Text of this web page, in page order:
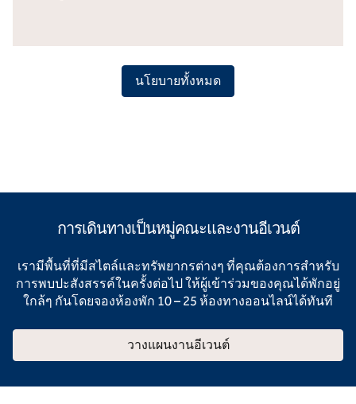
นโยบายทั้งหมด
การเดินทางเป็นหมู่คณะและงานอีเวนต์
เรามีพื้นที่ที่มีสไตล์และทรัพยากรต่างๆ ที่คุณต้องการสําหรับ
การพบปะสังสรรค์ในครั้งต่อไป ให้ผู้เข้าร่วมของคุณได้พักอยู่
ใกล้ๆ กันโดยจองห้องพัก 10 – 25 ห้องทางออนไลน์ได้ทันที
วางแผนงานอีเวนต์